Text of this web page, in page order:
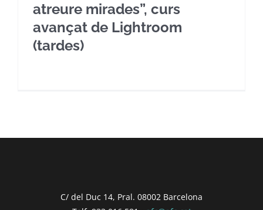
atreure mirades”, curs
avançat de Lightroom
(tardes)
C/ del Duc 14, Pral. 08002 Barcelona